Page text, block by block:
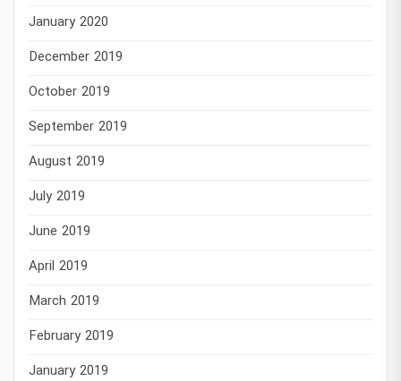
January 2020
December 2019
October 2019
September 2019
August 2019
July 2019
June 2019
April 2019
March 2019
February 2019
January 2019